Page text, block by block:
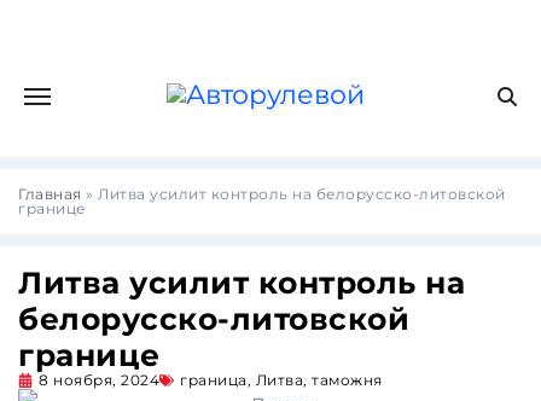
Главная » Литва усилит контроль на белорусско-литовской
границе
Литва усилит контроль на
белорусско-литовской
границе
8 ноября, 2024 граница, Литва, таможня